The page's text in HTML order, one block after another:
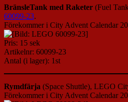
BränsleTank med Raketer (Fuel
60099-23.
Förekommer i City Advent Calendar
Pris: 15 sek
Artikelnr: 60099-23
Antal (i lager): 1st
Rymdfärja (Space Shuttle), LEGO
Förekommer i City Advent Calendar